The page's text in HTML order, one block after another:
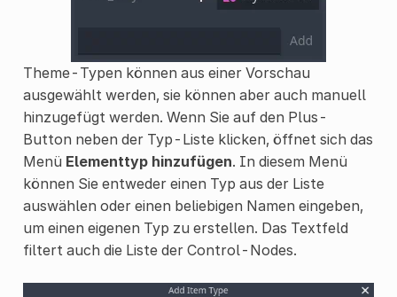
Theme-Typen können aus einer Vorschau
ausgewählt werden, sie können aber auch manuell
hinzugefügt werden. Wenn Sie auf den Plus-
Button neben der Typ-Liste klicken, öffnet sich das
Menü Elementtyp hinzufügen. In diesem Menü
können Sie entweder einen Typ aus der Liste
auswählen oder einen beliebigen Namen eingeben,
um einen eigenen Typ zu erstellen. Das Textfeld
filtert auch die Liste der Control-Nodes.